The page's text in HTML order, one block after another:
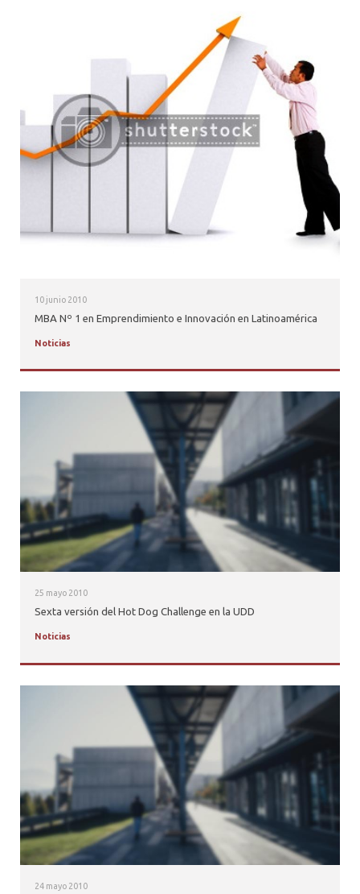
10 junio 2010
MBA Nº 1 en Emprendimiento e Innovación en Latinoamérica
Noticias
25 mayo 2010
Sexta versión del Hot Dog Challenge en la UDD
Noticias
24 mayo 2010